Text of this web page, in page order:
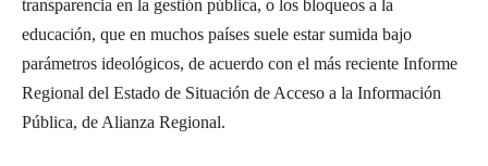
transparencia en la gestión pública, o los bloqueos a la
educación, que en muchos países suele estar sumida bajo
parámetros ideológicos, de acuerdo con el más reciente Informe
Regional del Estado de Situación de Acceso a la Información
Pública, de Alianza Regional.